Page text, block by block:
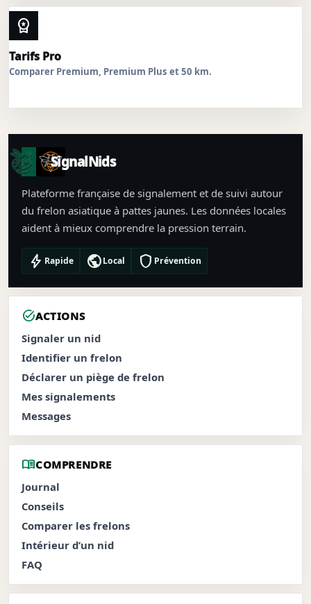
workspace_premium
Tarifs Pro
Comparer Premium, Premium Plus et 50 km.
SignalNids
Plateforme française de signalement et de suivi autour
du frelon asiatique à pattes jaunes. Les données locales
aident à mieux comprendre la pression terrain.
bolt Rapide publicLocal shield Prévention
task_altACTIONS
Signaler un nid
Identifier un frelon
Déclarer un piège de frelon
Mes signalements
Messages
menu_bookCOMPRENDRE
Journal
Conseils
Comparer les frelons
Intérieur d’un nid
FAQ